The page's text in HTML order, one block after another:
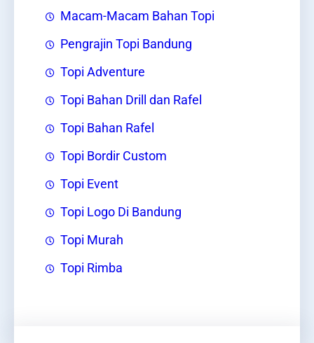
Macam-Macam Bahan Topi
Pengrajin Topi Bandung
Topi Adventure
Topi Bahan Drill dan Rafel
Topi Bahan Rafel
Topi Bordir Custom
Topi Event
Topi Logo Di Bandung
Topi Murah
Topi Rimba